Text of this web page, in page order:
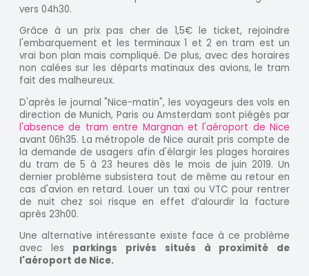
vers 04h30.
Grâce à un prix pas cher de 1,5€ le ticket, rejoindre
l'embarquement et les terminaux 1 et 2 en tram est un
vrai bon plan mais compliqué. De plus, avec des horaires
non calées sur les départs matinaux des avions, le tram
fait des malheureux.
D'après le journal "Nice-matin", les voyageurs des vols en
direction de Munich, Paris ou Amsterdam sont piégés par
l'absence de tram entre Margnan et l'aéroport de Nice
avant 06h35. La métropole de Nice aurait pris compte de
la demande de usagers afin d'élargir les plages horaires
du tram de 5 à 23 heures dès le mois de juin 2019. Un
dernier problème subsistera tout de même au retour en
cas d'avion en retard. Louer un taxi ou VTC pour rentrer
de nuit chez soi risque en effet d’alourdir la facture
après 23h00.
Une alternative intéressante existe face à ce problème
avec les parkings privés situés à proximité de
l'aéroport de Nice.